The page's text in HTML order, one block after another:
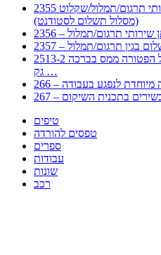
2355 דרישה לתשלום עבור מתן שירותי תרגום/תמלול/שקלוט
(מסלול תשלום לסטודנט)
שירותי תרגום/תמלול
תשלום בגין תרגום/תמלול
2513-2 טופס חדש הצהרה על העברה לחול הפטורה ממס בברכה
גק …
מיוחדת לנפגע בעבודה
בתכנית השיקום
טיפים
טפסים להורדה
ספרים
עבודות
שונות
רכב